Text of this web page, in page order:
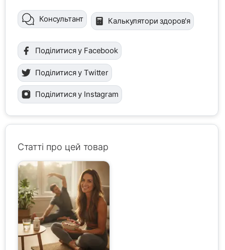
Консультант Калькулятори здоров'я
Поділитися у Facebook
Поділитися у Twitter
Поділитися у Instagram
Статті про цей товар